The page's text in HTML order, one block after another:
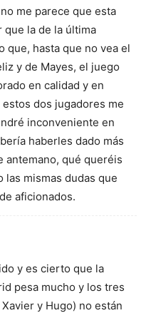
me parece que esta
que la de la última
que, hasta que no vea el
y de Mayes, el juego
en calidad y en
dos jugadores me
inconveniente en
haberles dado más
antemano, qué queréis
las mismas dudas que
aficionados.
y es cierto que la
pesa mucho y los tres
y Hugo) no están